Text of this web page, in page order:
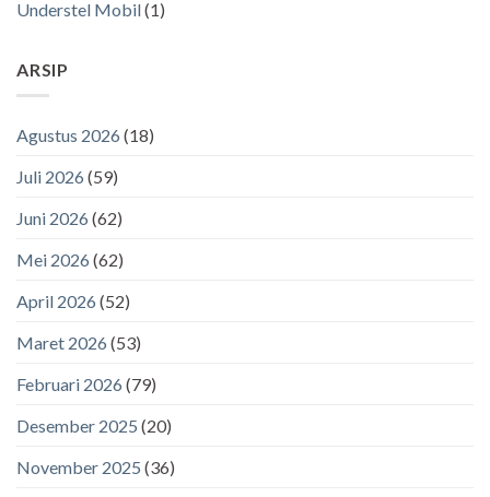
Understel Mobil(1)
ARSIP
Agustus 2026 (18)
Juli 2026 (59)
Juni 2026 (62)
Mei 2026 (62)
April 2026 (52)
Maret 2026 (53)
Februari 2026 (79)
Desember 2025 (20)
November 2025 (36)